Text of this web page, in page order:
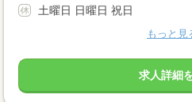
土曜日 日曜日 祝日
もっと見
求人詳細